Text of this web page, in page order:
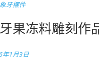
牙摆件
果冻料雕刻作
年1月3日